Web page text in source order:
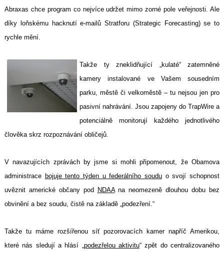
Abraxas chce program co nejvíce udržet mimo zorné pole veřejnosti. Ale
díky loňskému hacknutí e-mailů Stratforu (Strategic Forecasting) se to
rychle mění.
Takže ty zneklidňující „kulaté“ zatemněné
kamery instalované ve Vašem sousedním
parku, městě či velkoměstě – tu nejsou jen pro
pasivní nahrávání. Jsou zapojeny do TrapWire a
potenciálně monitorují každého jednotlivého
člověka skrz rozpoznávání obličejů.
V navazujících zprávách by jsme si mohli připomenout, že Obamova
administrace bojuje tento týden u federálního soudu o svojí schopnost
uvěznit americké občany pod
NDAAna neomezeně dlouhou dobu bez
obvinění a bez soudu, čistě na základě „podezření.“
Takže tu máme rozšířenou síť pozorovacích kamer napříč Amerikou,
které nás sledují a hlásí „podezřelou aktivitu“ zpět do centralizovaného